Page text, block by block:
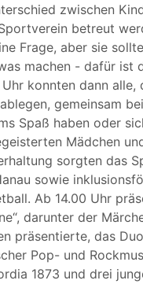
zwischen
betreut
Frage, aber sie
machen - dafür ist
konnten dann
gemeinsam
Spaß haben oder
Mädchen
sorgten das
sowie
Ab 14.00 Uhr
darunter der
präsentierte, das
Pop- und
1873 und drei